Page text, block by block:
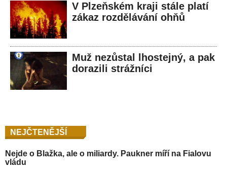
V Plzeňském kraji stále platí
zákaz rozdělávání ohňů
Muž nezůstal lhostejný, a pak
dorazili strážníci
NEJČTENĚJŠÍ
Nejde o Blažka, ale o miliardy. Paukner míří na Fialovu
vládu